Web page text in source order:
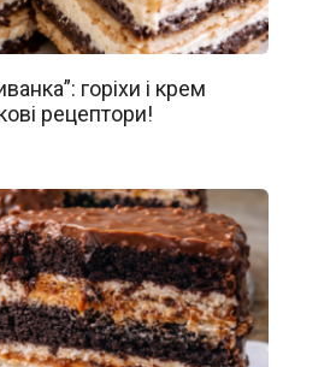
горіхи і крем
рецептори!